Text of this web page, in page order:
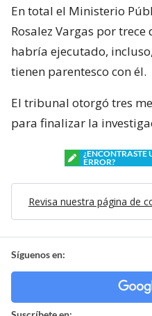
En total el Ministerio
Rosalez Vargas por
habría ejecutado,
tienen parentesco con él.
El tribunal otorgó tres
para finalizar la
¿ENCONTRASTE
ERROR?
Revisa nuestra página de
Síguenos en: